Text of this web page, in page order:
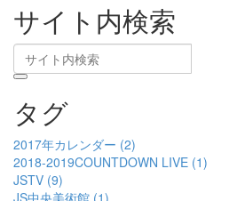
サイト内検索
タグ
2017年カレンダー (2)
2018-2019COUNTDOWN LIVE (1)
JSTV (9)
JS中央美術館 (1)